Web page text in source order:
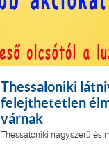
Thessaloniki
felejthetetlen
várnak
Thessaloniki nagyszerű és